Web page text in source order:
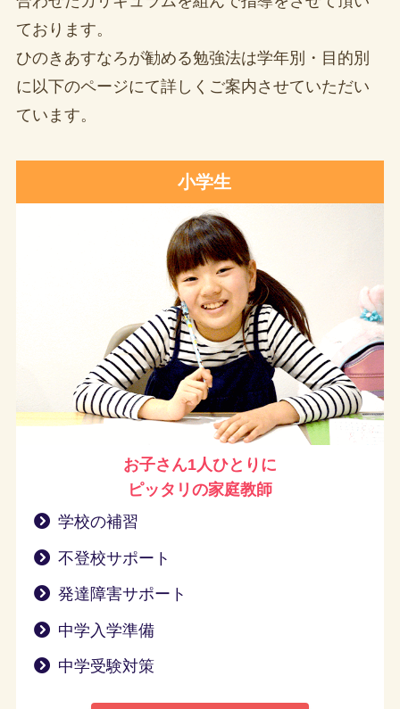
ております。
ひのきあすなろが勧める勉強法は学年別・目的別
に以下のページにて詳しくご案内させていただい
ています。
小学生
お子さん1人ひとりに
ピッタリの家庭教師
学校の補習
不登校サポート
発達障害サポート
中学入学準備
中学受験対策